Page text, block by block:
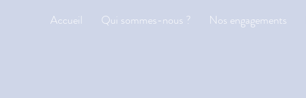
Accueil Qui sommes-nous ? Nos engagements